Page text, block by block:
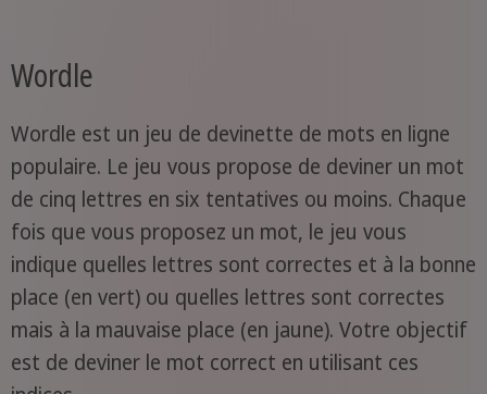
Wordle
Wordle est un jeu de devinette de mots en ligne
populaire. Le jeu vous propose de deviner un mot
de cinq lettres en six tentatives ou moins. Chaque
fois que vous proposez un mot, le jeu vous
indique quelles lettres sont correctes et à la bonne
place (en vert) ou quelles lettres sont correctes
mais à la mauvaise place (en jaune). Votre objectif
est de deviner le mot correct en utilisant ces